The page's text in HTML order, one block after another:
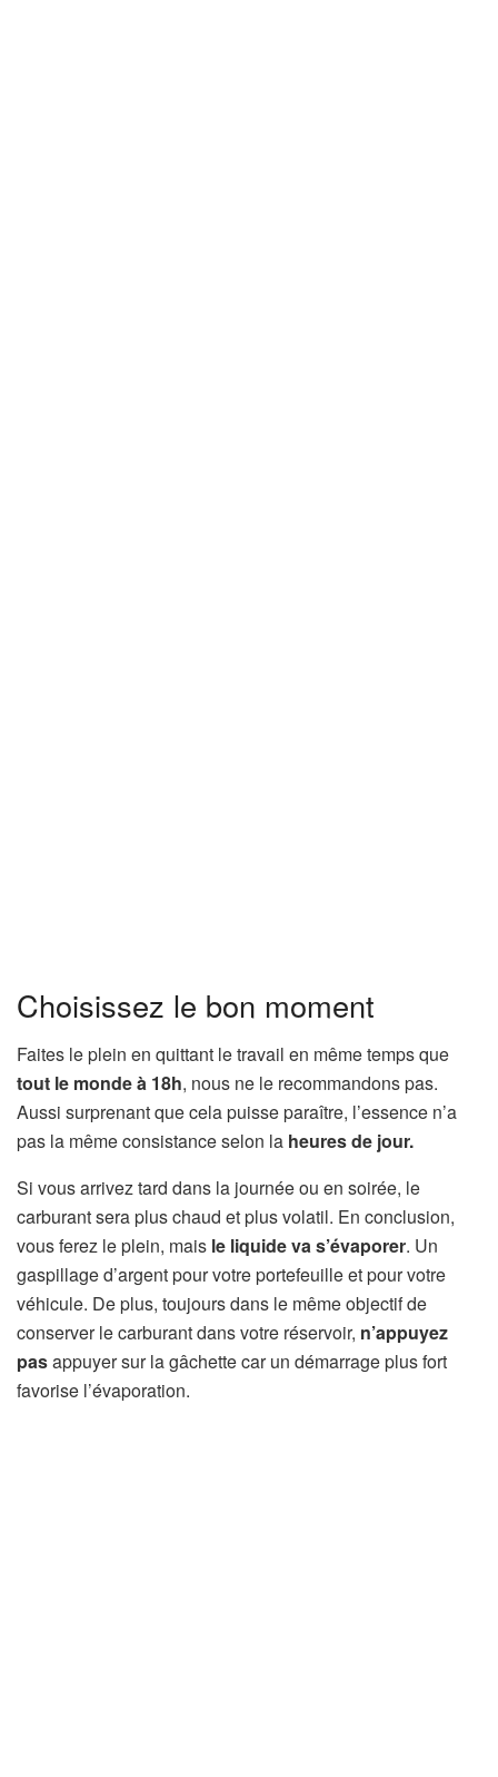
Choisissez le bon moment
Faites le plein en quittant le travail en même temps que
tout le monde à 18h, nous ne le recommandons pas.
Aussi surprenant que cela puisse paraître, l’essence n’a
pas la même consistance selon la heures de jour.
Si vous arrivez tard dans la journée ou en soirée, le
carburant sera plus chaud et plus volatil. En conclusion,
vous ferez le plein, mais le liquide va s’évaporer. Un
gaspillage d’argent pour votre portefeuille et pour votre
véhicule. De plus, toujours dans le même objectif de
conserver le carburant dans votre réservoir, n’appuyez
pasappuyer sur la gâchette car un démarrage plus fort
favorise l’évaporation.